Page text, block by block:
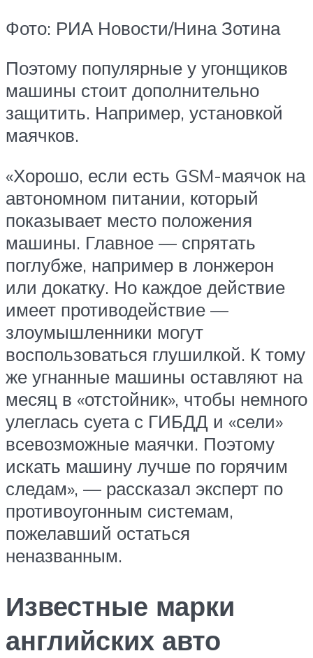
Фото: РИА Новости/Нина Зотина
Поэтому популярные у угонщиков
машины стоит дополнительно
защитить. Например, установкой
маячков.
«Хорошо, если есть GSM-маячок на
автономном питании, который
показывает место положения
машины. Главное — спрятать
поглубже, например в лонжерон
или докатку. Но каждое действие
имеет противодействие —
злоумышленники могут
воспользоваться глушилкой. К тому
же угнанные машины оставляют на
месяц в «отстойник», чтобы немного
улеглась суета с ГИБДД и «сели»
всевозможные маячки. Поэтому
искать машину лучше по горячим
следам», — рассказал эксперт по
противоугонным системам,
пожелавший остаться
неназванным.
Известные марки
английских авто